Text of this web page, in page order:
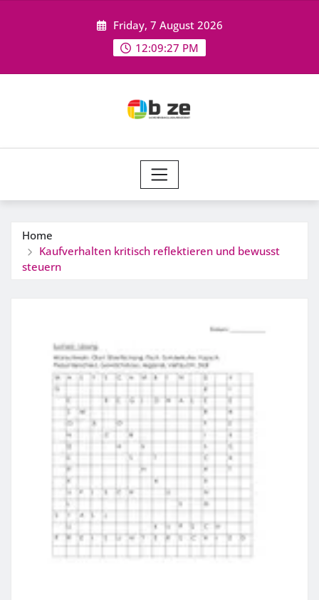
Friday, 7 August 2026
12:09:27 PM
Home
Kaufverhalten kritisch reflektieren und bewusst
steuern